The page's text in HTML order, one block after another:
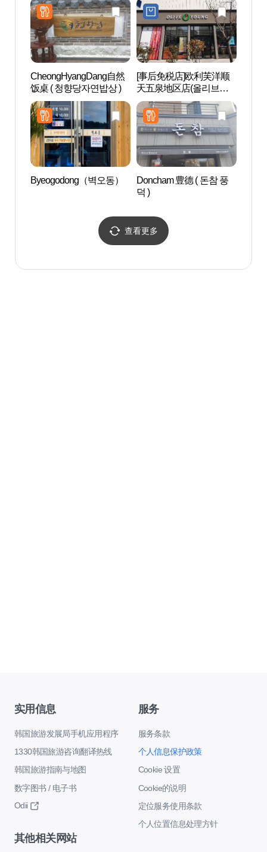
CheongHyangDang自然
饭桌 ( 청향당자연밥상 )
[事后免税店]欧利芙洋顺
天五泉地区店(올리브영
순천오천지구점)
Byeogodong（벽오동）
Doncham 豊德 ( 돈참 풍
덕 )
查看更多
实用信息
韩国旅游发展局手机应用程序
1330韩国旅游咨询翻译热线
韩国旅游指南与地图
数字图书 / 电子书
Odii
服务
服务条款
个人信息保护政策
Cookie 设置
Cookie的说明
定位服务使用条款
个人位置信息处理方针
其他相关网站